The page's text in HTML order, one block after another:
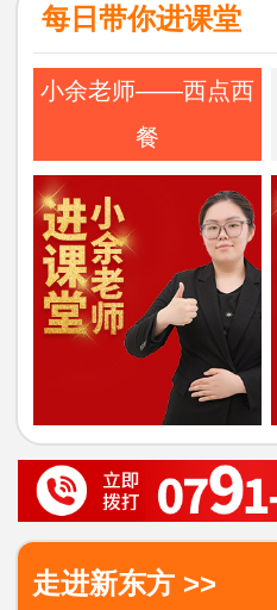
每日带你进课堂
小余老师——西点西
餐
走进新东方 >>